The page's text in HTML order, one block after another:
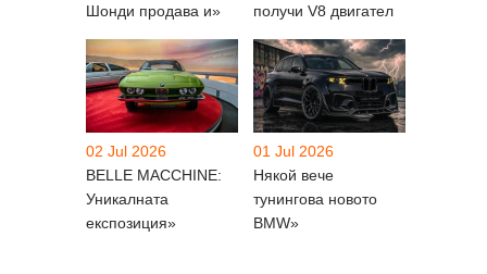
Шонди продава и»
получи V8 двигател
02 Jul 2026
BELLE MACCHINE:
Уникалната
експозиция»
01 Jul 2026
Някой вече
тунингова новото
BMW»